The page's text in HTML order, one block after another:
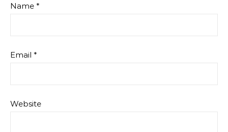
Name *
Email *
Website